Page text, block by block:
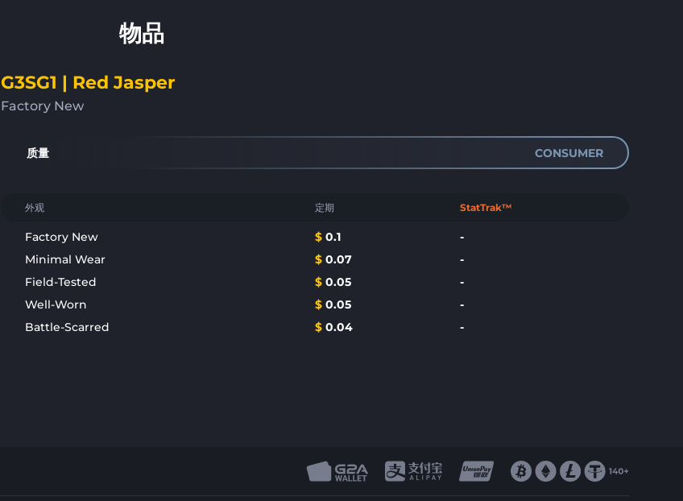
物品
G3SG1 | Red Jasper
Factory New
质量 CONSUMER
外观 定期 StatTrak™
Factory New $ 0.1
-
Minimal Wear
$ 0.07
-
Field-Tested
$ 0.05
-
Well-Worn
$ 0.05
-
Battle-Scarred
$ 0.04 -